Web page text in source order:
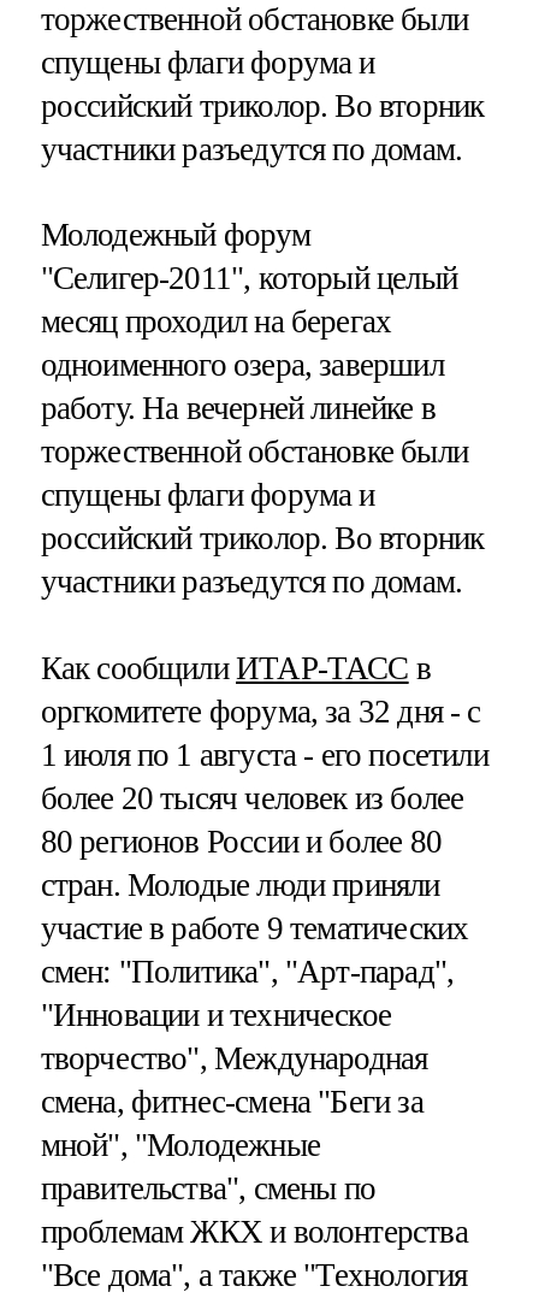
торжественной обстановке были
спущены флаги форума и
российский триколор. Во вторник
участники разъедутся по домам.
Молодежный форум
"Селигер-2011", который целый
месяц проходил на берегах
одноименного озера, завершил
работу. На вечерней линейке в
торжественной обстановке были
спущены флаги форума и
российский триколор. Во вторник
участники разъедутся по домам.
Как сообщилиИТАР-ТАСС в
оргкомитете форума, за 32 дня - с
1 июля по 1 августа - его посетили
более 20 тысяч человек из более
80 регионов России и более 80
стран. Молодые люди приняли
участие в работе 9 тематических
смен: "Политика", "Арт-парад",
"Инновации и техническое
творчество", Международная
смена, фитнес-смена "Беги за
мной", "Молодежные
правительства", смены по
проблемам ЖКХ и волонтерства
"Все дома", а также "Технология